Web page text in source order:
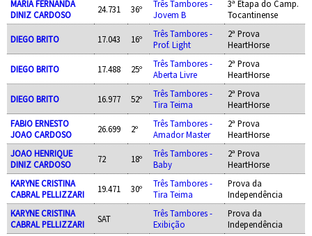
MARIA FERNANDA
DINIZ CARDOSO
24.731 36º
Três Tambores -
Jovem B
3ª Etapa do Camp.
Tocantinense
DIEGO BRITO 17.043 16º
Três Tambores -
Prof. Light
2ª Prova
HeartHorse
DIEGO BRITO 17.488 25º
Três Tambores -
Aberta Livre
2ª Prova
HeartHorse
DIEGO BRITO 16.977 52º
Três Tambores -
Tira Teima
2ª Prova
HeartHorse
FABIO ERNESTO
JOAO CARDOSO
26.699 2º
Três Tambores -
Amador Master
2ª Prova
HeartHorse
JOAO HENRIQUE
DINIZ CARDOSO
72 18º
Três Tambores -
Baby
2ª Prova
HeartHorse
KARYNE CRISTINA
CABRAL PELLIZZARI
19.471 30º
Três Tambores -
Tira Teima
Prova da
Independência
KARYNE CRISTINA
CABRAL PELLIZZARI
SAT
Três Tambores -
Exibição
Prova da
Independência